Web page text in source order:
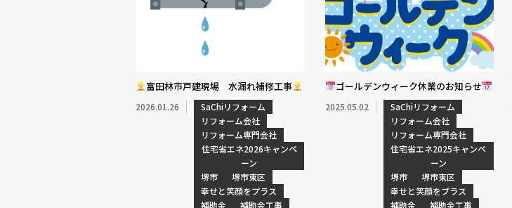
富田林市戸建現場 水漏れ補修工事
2026.01.26
SaChiリフォーム
リフォーム会社
リフォーム専門会社
住宅省エネ2026キャンペ
ーン
堺市
堺市東区
幸せと笑顔をプラス
補助金
補助金工事
ゴールデンウィーク休業のお知らせ
2025.05.02
SaChiリフォーム
リフォーム会社
リフォーム専門会社
住宅省エネ2025キャンペ
ーン
堺市
堺市東区
幸せと笑顔をプラス
補助金
補助金工事